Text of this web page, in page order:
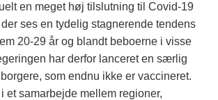
en meget høj tilslutning til Covid-19
ses en tydelig stagnerende tendens
20-29 år og blandt beboerne i visse
har derfor lanceret en særlig
som endnu ikke er vaccineret.
et samarbejde mellem regioner,